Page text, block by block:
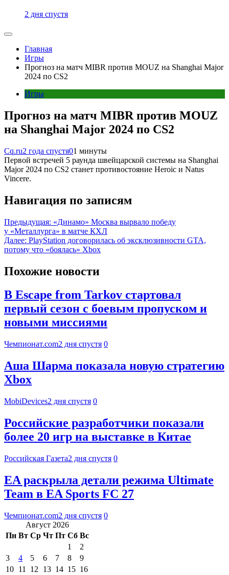
2 дня спустя
Главная
Игры
Прогноз на матч MIBR против MOUZ на Shanghai Major
2024 по CS2
Игры
Прогноз на матч MIBR против MOUZ
на Shanghai Major 2024 по CS2
Cq.ru2 года спустя01 минуты
Первой встречей 5 раунда швейцарской системы на Shanghai
Major 2024 по CS2 станет противостояние Heroic и Natus
Vincere.
Навигация по записям
Предыдущая: «Динамо» Москва вырвало победу
у «Металлурга» в матче КХЛ
Далее: PlayStation договорилась об эксклюзивности GTA,
потому что «боялась» Xbox
Похожие новости
В Escape from Tarkov стартовал
первый сезон с боевым пропуском и
новыми миссиями
Чемпионат.com2 дня спустя 0
Аша Шарма показала новую стратегию
Xbox
MobiDevices2 дня спустя 0
Российские разработчики показали
более 20 игр на выставке в Китае
Российская Газета2 дня спустя 0
EA раскрыла детали режима Ultimate
Team в EA Sports FC 27
Чемпионат.com2 дня спустя 0
Август 2026
Пн Вт Ср Чт Пт Сб Вс
1
2
3
4 5 6 7 8
9
10 11 12 13 14 15 16